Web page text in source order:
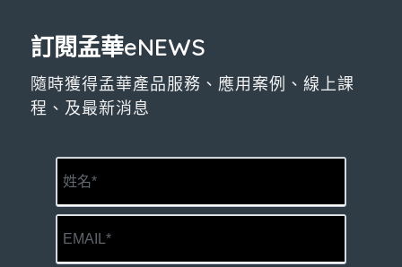
訂閱孟華eNEWS
隨時獲得孟華產品服務、應用案例、線上課
程、及最新消息